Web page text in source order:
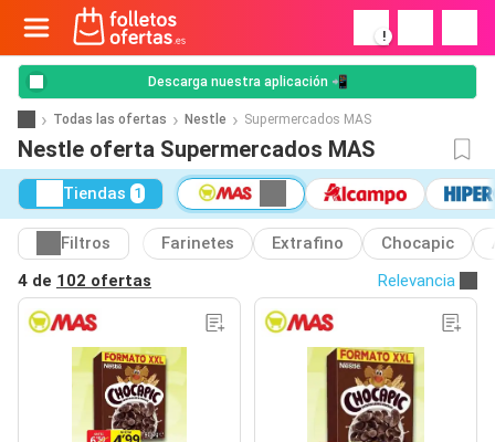
!
Descarga nuestra aplicación 📲
Todas las ofertas Nestle Supermercados MAS
Nestle oferta Supermercados MAS
Tiendas 1
Filtros Farinetes Extrafino Chocapic
4 de 102 ofertas Relevancia